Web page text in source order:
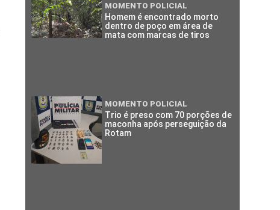
MOMENTO POLICIAL
Homem é encontrado morto
dentro de poço em área de
mata com marcas de tiros
MOMENTO POLICIAL
Trio é preso com 70 porções de
maconha após perseguição da
Rotam